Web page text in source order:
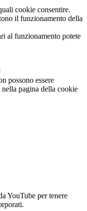
cookie consentire.
il funzionamento della
al funzionamento potete
possono essere
pagina della cookie
YouTube per tenere